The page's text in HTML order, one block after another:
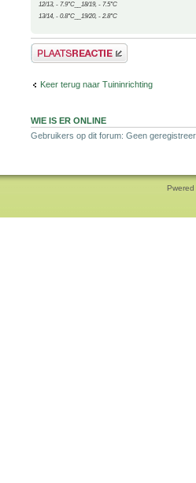
12/13, - 7.9°C__18/19, - 7.5°C
13/14, - 0.8°C__19/20, - 2.8°C
Plaats een reactie
Keer terug naar Tuininrichting
WIE IS ER ONLINE
Gebruikers op dit forum: Geen